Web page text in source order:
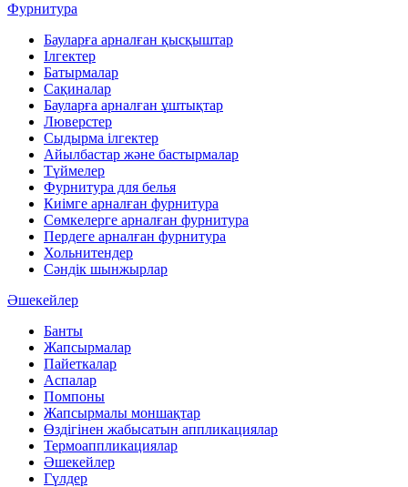
Фурнитура
Бауларға арналған қысқыштар
Ілгектер
Батырмалар
Сақиналар
Бауларға арналған ұштықтар
Люверстер
Сыдырма ілгектер
Айылбастар және бастырмалар
Түймелер
Фурнитура для белья
Киімге арналған фурнитура
Сөмкелерге арналған фурнитура
Пердеге арналған фурнитура
Хольнитендер
Сәндік шынжырлар
Әшекейлер
Банты
Жапсырмалар
Пайеткалар
Аспалар
Помпоны
Жапсырмалы моншақтар
Өздігінен жабысатын аппликациялар
Термоаппликациялар
Әшекейлер
Гүлдер